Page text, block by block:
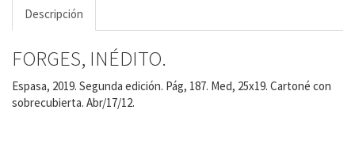
Descripción
FORGES, INÉDITO.
Espasa, 2019. Segunda edición. Pág, 187. Med, 25x19. Cartoné con
sobrecubierta. Abr/17/12.